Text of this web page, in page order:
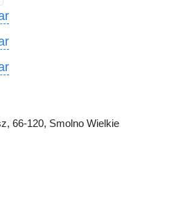
66-120, Smolno Wielkie